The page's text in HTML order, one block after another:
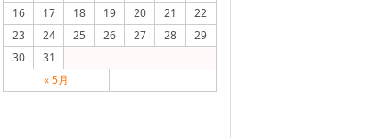
16
17 18 19 20 21
22
23
24 25 26 27 28
29
30
31
« 5月